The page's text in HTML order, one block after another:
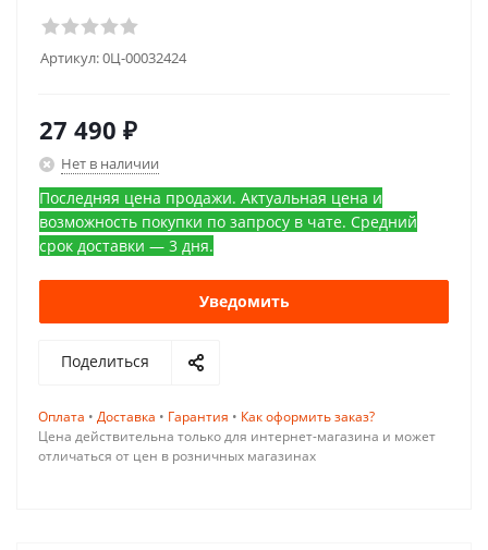
Артикул:0Ц-00032424
27 490 ₽
Нет в наличии
Последняя цена продажи. Актуальная цена и
возможность покупки по запросу в чате. Средний
срок доставки — 3 дня.
Уведомить
Поделиться
Оплата • Доставка • Гарантия • Как оформить заказ?
Цена действительна только для интернет-магазина и может
отличаться от цен в розничных магазинах